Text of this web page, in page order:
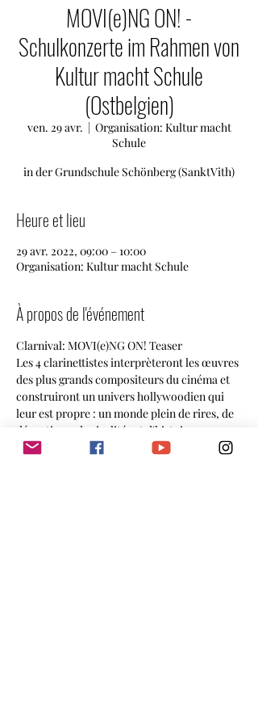
MOVI(e)NG ON! -
Schulkonzerte im Rahmen von
Kultur macht Schule
(Ostbelgien)
ven. 29 avr.
  |
Organisation: Kultur macht
Schule
in der Grundschule Schönberg (SanktVith)
Heure et lieu
29 avr. 2022, 09:00 – 10:00
Organisation: Kultur macht Schule
À propos de l'événement
Clarnival: MOVI(e)NG ON! Teaser
Les 4 clarinettistes interprèteront les œuvres
des plus grands compositeurs du cinéma et
construiront un univers hollywoodien qui
leur est propre : un monde plein de rires, de
déceptions, de rivalités et d'histoires
d'amour....